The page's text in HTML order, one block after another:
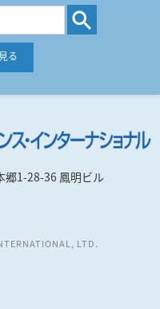
る
1-28-36 鳳明ビル
LTD.